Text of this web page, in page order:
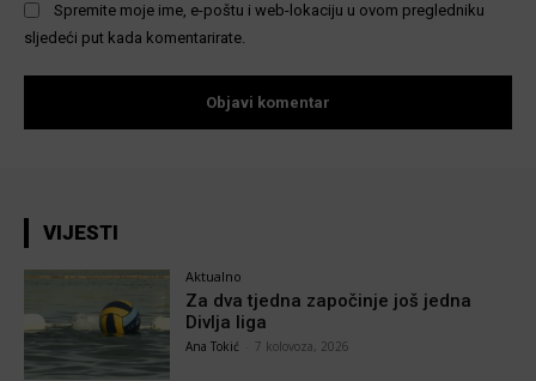
Spremite moje ime, e-poštu i web-lokaciju u ovom pregledniku
sljedeći put kada komentarirate.
VIJESTI
Aktualno
Za dva tjedna započinje još jedna
Divlja liga
Ana Tokić 7 kolovoza, 2026